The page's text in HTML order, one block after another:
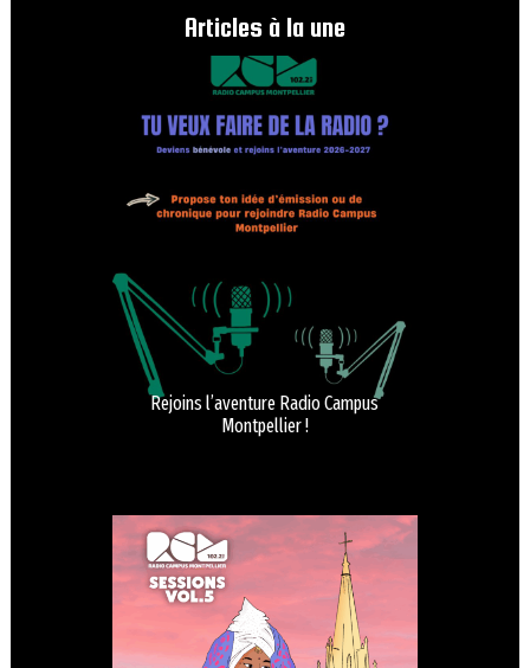
Articles à la une
Rejoins l’aventure Radio Campus
Montpellier !